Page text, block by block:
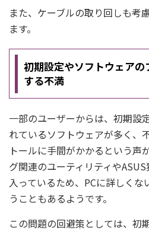
また、ケーブルの取り回しも考
ます。
初期設定やソフトウェア
する不満
一部のユーザーからは、初期設
れているソフトウェアが多く、
トールに手間がかかるという声
グ関連のユーティリティや
入っているため、PCに詳しく
うこともあるようです。
この問題の回避策としては、初